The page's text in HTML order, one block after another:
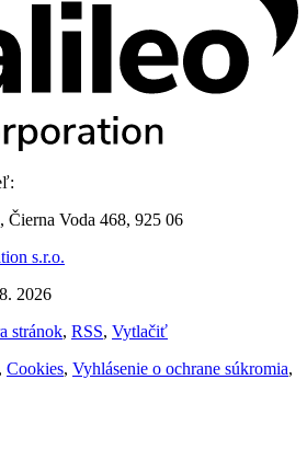
Čierna Voda 468, 925 06
s.r.o.
2026
stránok, RSS, Vytlačiť
, Cookies, Vyhlásenie o ochrane súkromia,